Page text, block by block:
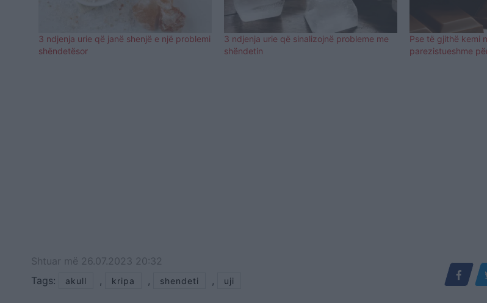
3 ndjenja urie që janë shenjë e një problemi
shëndetësor
3 ndjenja urie që sinalizojnë probleme me
shëndetin
Pse të gjithë kemi
parezistueshme
Shtuar më 26.07.2023 20:32
Tags:
akull , kripa , shendeti , uji